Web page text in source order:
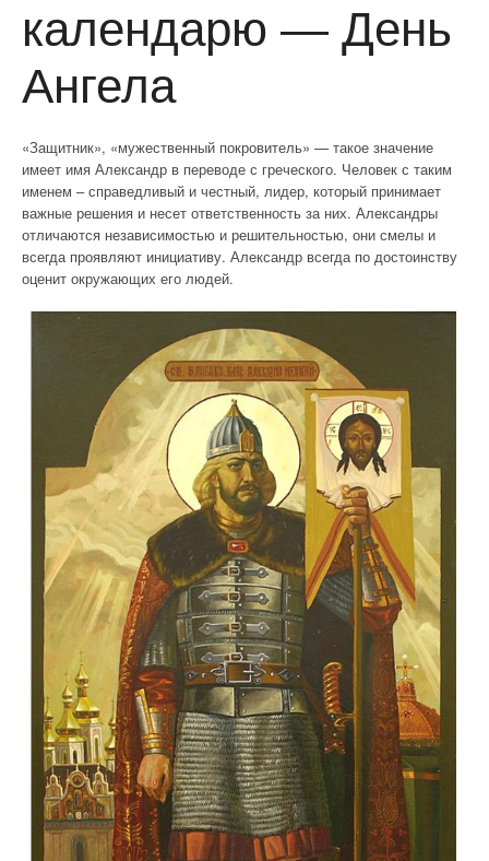
календарю — День
Ангела
«Защитник», «мужественный покровитель» — такое значение
имеет имя Александр в переводе с греческого. Человек с таким
именем – справедливый и честный, лидер, который принимает
важные решения и несет ответственность за них. Александры
отличаются независимостью и решительностью, они смелы и
всегда проявляют инициативу. Александр всегда по достоинству
оценит окружающих его людей.